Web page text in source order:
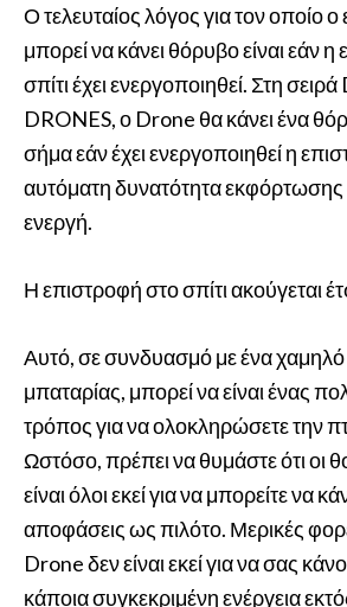
Ο τελευταίος λόγος για τον οποίο ο
μπορεί να κάνει θόρυβο είναι εάν
σπίτι έχει ενεργοποιηθεί. Στη
DRONES, ο Drone θα κάνει ένα
σήμα εάν έχει ενεργοποιηθεί η
αυτόματη δυνατότητα εκφόρτωσης
ενεργή.
Η επιστροφή στο σπίτι ακούγεται
Αυτό, σε συνδυασμό με ένα
μπαταρίας, μπορεί να είναι ένας
τρόπος για να ολοκληρώσετε την
Ωστόσο, πρέπει να θυμάστε ότι οι
είναι όλοι εκεί για να μπορείτε να
αποφάσεις ως πιλότο. Μερικές
Drone δεν είναι εκεί για να σας
κάποια συγκεκριμένη ενέργεια